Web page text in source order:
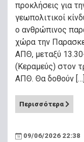
προκλήσεις για
γεωπολιτικοί
ο ανθρώπινος
χώρα την
ΑΠΘ, μεταξύ
(Κεραμεύς) στον
ΑΠΘ. Θα δοθούν […]
Περισσότερα
09/06/2026 22:38